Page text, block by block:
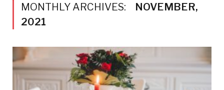
MONTHLY ARCHIVES:
NOVEMBER,
2021